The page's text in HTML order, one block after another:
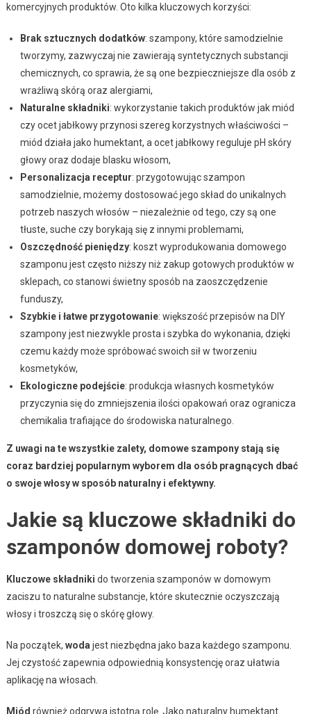
komercyjnych produktów. Oto kilka kluczowych korzyści:
Brak sztucznych dodatków: szampony, które samodzielnie
tworzymy, zazwyczaj nie zawierają syntetycznych substancji
chemicznych, co sprawia, że są one bezpieczniejsze dla osób z
wrażliwą skórą oraz alergiami,
Naturalne składniki: wykorzystanie takich produktów jak miód
czy ocet jabłkowy przynosi szereg korzystnych właściwości –
miód działa jako humektant, a ocet jabłkowy reguluje pH skóry
głowy oraz dodaje blasku włosom,
Personalizacja receptur: przygotowując szampon
samodzielnie, możemy dostosować jego skład do unikalnych
potrzeb naszych włosów – niezależnie od tego, czy są one
tłuste, suche czy borykają się z innymi problemami,
Oszczędność pieniędzy: koszt wyprodukowania domowego
szamponu jest często niższy niż zakup gotowych produktów w
sklepach, co stanowi świetny sposób na zaoszczędzenie
funduszy,
Szybkie i łatwe przygotowanie: większość przepisów na DIY
szampony jest niezwykle prosta i szybka do wykonania, dzięki
czemu każdy może spróbować swoich sił w tworzeniu
kosmetyków,
Ekologiczne podejście: produkcja własnych kosmetyków
przyczynia się do zmniejszenia ilości opakowań oraz ogranicza
chemikalia trafiające do środowiska naturalnego.
Z uwagi na te wszystkie zalety, domowe szampony stają się
coraz bardziej popularnym wyborem dla osób pragnących dbać
o swoje włosy w sposób naturalny i efektywny.
Jakie są kluczowe składniki do
szamponów domowej roboty?
Kluczowe składniki do tworzenia szamponów w domowym
zaciszu to naturalne substancje, które skutecznie oczyszczają
włosy i troszczą się o skórę głowy.
Na początek, woda jest niezbędna jako baza każdego szamponu.
Jej czystość zapewnia odpowiednią konsystencję oraz ułatwia
aplikację na włosach.
Miód również odgrywa istotną rolę. Jako naturalny humektant